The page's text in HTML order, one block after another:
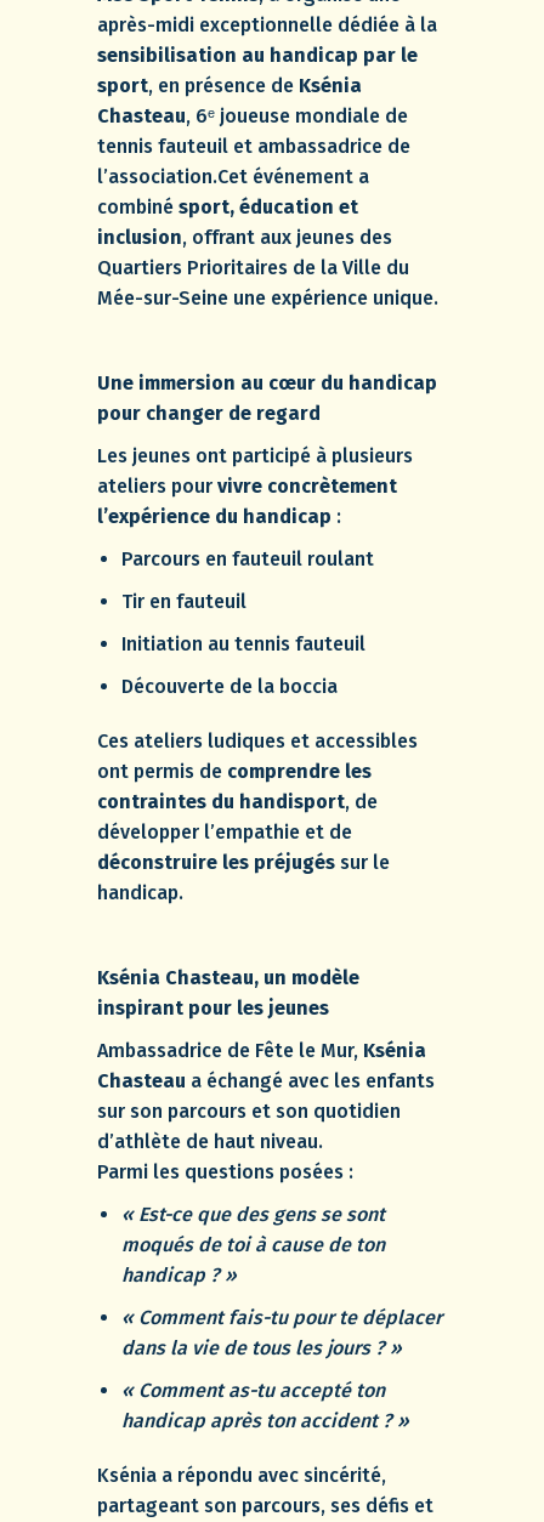
après-midi exceptionnelle dédiée à la
sensibilisation au handicap par le
sport, en présence de Ksénia
Chasteau, 6ᵉ joueuse mondiale de
tennis fauteuil et ambassadrice de
l’association.Cet événement a
combiné sport, éducation et
inclusion, offrant aux jeunes des
Quartiers Prioritaires de la Ville du
Mée-sur-Seine une expérience unique.
Une immersion au cœur du handicap
pour changer de regard
Les jeunes ont participé à plusieurs
ateliers pour vivre concrètement
l’expérience du handicap :
Parcours en fauteuil roulant
Tir en fauteuil
Initiation au tennis fauteuil
Découverte de la boccia
Ces ateliers ludiques et accessibles
ont permis de comprendre les
contraintes du handisport, de
développer l’empathie et de
déconstruire les préjugés sur le
handicap.
Ksénia Chasteau, un modèle
inspirant pour les jeunes
Ambassadrice de Fête le Mur, Ksénia
Chasteau a échangé avec les enfants
sur son parcours et son quotidien
d’athlète de haut niveau.
Parmi les questions posées :
« Est-ce que des gens se sont
moqués de toi à cause de ton
handicap ? »
« Comment fais-tu pour te déplacer
dans la vie de tous les jours ? »
« Comment as-tu accepté ton
handicap après ton accident ? »
Ksénia a répondu avec sincérité,
partageant son parcours, ses défis et